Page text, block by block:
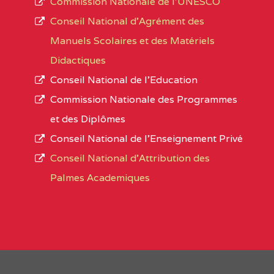
Noms
Localité
Région Noms
AGES COMPREHENSIVE BILINGUAL
SUD-OUEST
AGES COMPREHENSIVE
SCHOOL BP :495 KUMBA
L’offre d’éducation del’Enseignement
d’immatriculation du mois de septembre
suit :
1950 établissements publics
895 CES dont 86 Bilingues
1055 Lycées dont 351 Bilingues
72 établissements avec section bilingue
1358 établissements privés
Conseil National d’Agrément des
Manuels Scolaires et des Matériels
Didactiques
Conseil National de l’Education
Commission Nationale des Programmes
et des Diplômes
Conseil National de l’Enseignement Privé
Conseil National d'Attribution des
Palmes Academiques